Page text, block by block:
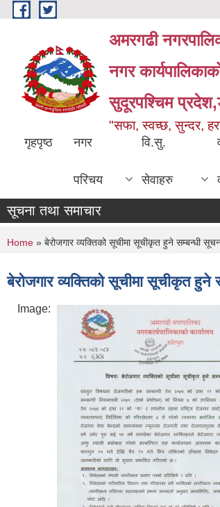
Skip to main content
अमरगढी
नगर
सुदूरपश्चिम
"सफा, स्वच्छ, सुन्दर,
गृहपृष्ठ नगर
परिचय
वि.सु.
सेवाहरु
सूचना तथा समाचार
You are here
Home » बेरोजगार व्यक्तिको सूचीमा सूचीकृत हुने सम्बन्धी
बेरोजगार व्यक्तिको सूचीमा सूचीकृत
Image: